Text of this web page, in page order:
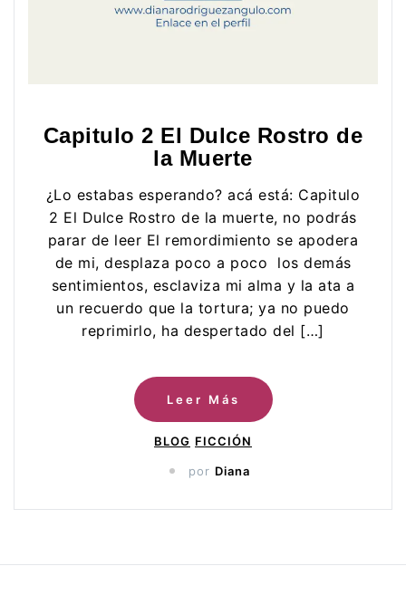
Capitulo 2 El Dulce Rostro de
la Muerte
¿Lo estabas esperando? acá está: Capitulo
2 El Dulce Rostro de la muerte, no podrás
parar de leer El remordimiento se apodera
de mi, desplaza poco a poco los demás
sentimientos, esclaviza mi alma y la ata a
un recuerdo que la tortura; ya no puedo
reprimirlo, ha despertado del […]
Leer Más
BLOG FICCIÓN
por Diana